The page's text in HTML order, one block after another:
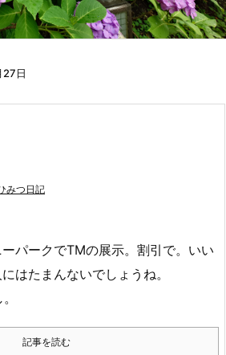
日
みつ日記
パークでTMの展示。割引で。いい
はたまんないでしょうね。
記事を読む